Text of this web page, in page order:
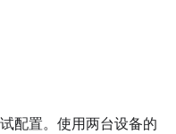
配置。使用两台设备的